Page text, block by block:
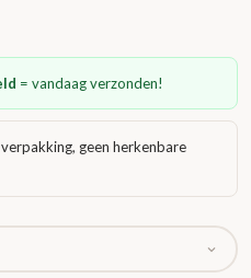
= vandaag verzonden!
geen herkenbare